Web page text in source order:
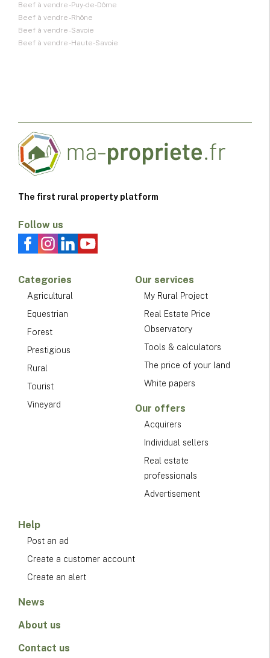
Beef à vendre - Puy-de-Dôme
Beef à vendre - Rhône
Beef à vendre - Savoie
Beef à vendre - Haute-Savoie
The first rural property platform
Follow us
Categories
Agricultural
Equestrian
Forest
Prestigious
Rural
Tourist
Vineyard
Our services
My Rural Project
Real Estate Price
Observatory
Tools & calculators
The price of your land
White papers
Our offers
Acquirers
Individual sellers
Real estate
professionals
Advertisement
Help
Post an ad
Create a customer account
Create an alert
News
About us
Contact us